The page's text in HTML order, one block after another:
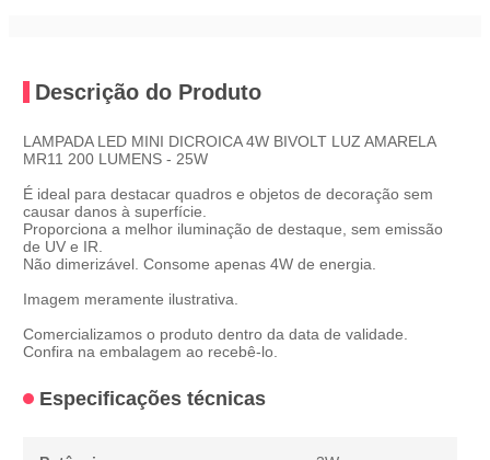
Descrição do Produto
LAMPADA LED MINI DICROICA 4W BIVOLT LUZ AMARELA
MR11 200 LUMENS - 25W
É ideal para destacar quadros e objetos de decoração sem
causar danos à superfície.
Proporciona a melhor iluminação de destaque, sem emissão
de UV e IR.
Não dimerizável. Consome apenas 4W de energia.
Imagem meramente ilustrativa.
Comercializamos o produto dentro da data de validade.
Confira na embalagem ao recebê-lo.
Especificações técnicas